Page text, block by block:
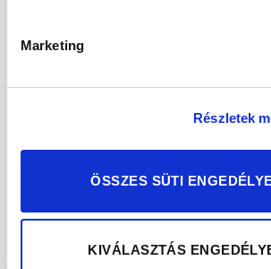
Marketing
Részletek
ÖSSZES SÜTI
KIVÁLASZTÁS
2022. november
2022. október